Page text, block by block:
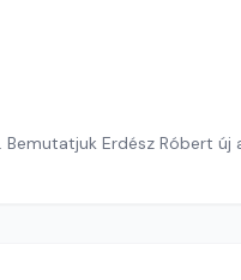
Bemutatjuk Erdész Róbert új